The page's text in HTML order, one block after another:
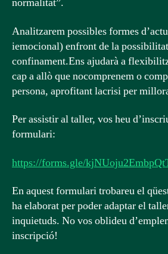
normalitat”.
Analitzarem possibles formes
iemocional) enfront de la
confinament.Ens ajudarà a
cap a allò que nocomprenem o
persona, aprofitant lacrisi per
Per assistir al taller, vos heu
formulari:
https://forms.gle/
En aquest formulari trobareu el
ha elaborat per poder adaptar el
inquietuds. No vos oblideu
inscripció!